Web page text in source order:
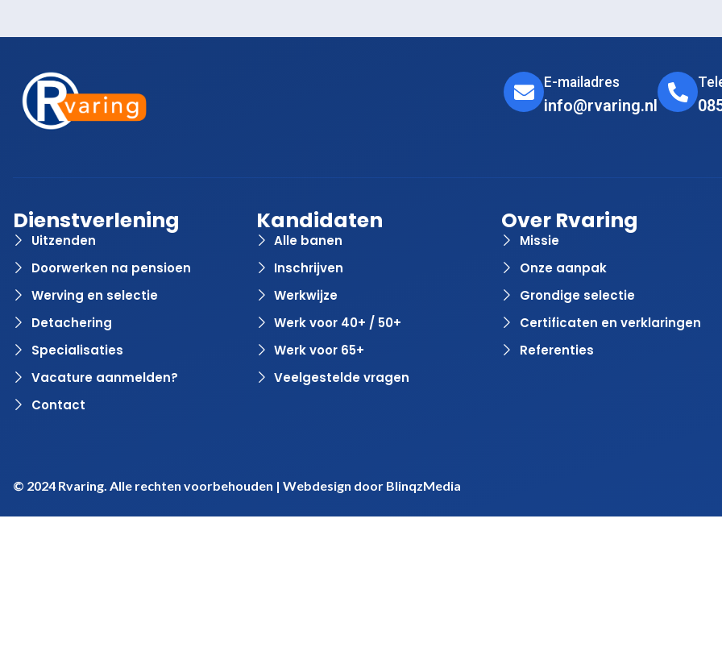
E-mailadres
info@rvaring.nl
Dienstverlening
Uitzenden
Doorwerken na pensioen
Werving en selectie
Detachering
Specialisaties
Vacature aanmelden?
Contact
Kandidaten
Alle banen
Inschrijven
Werkwijze
Werk voor 40+ / 50+
Werk voor 65+
Veelgestelde vragen
Over Rvaring
Missie
Onze aanpak
Grondige selectie
Certificaten en verklaringen
Referenties
© 2024 Rvaring. Alle rechten voorbehouden | Webdesign door BlinqzMedia